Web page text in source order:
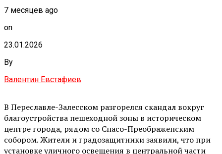
7 месяцев ago
on
23.01.2026
By
Валентин Евстафиев
В Переславле-Залесском разгорелся скандал вокруг
благоустройства пешеходной зоны в историческом
центре города, рядом со Спасо-Преображенским
собором. Жители и градозащитники заявили, что при
установке уличного освещения в центральной части